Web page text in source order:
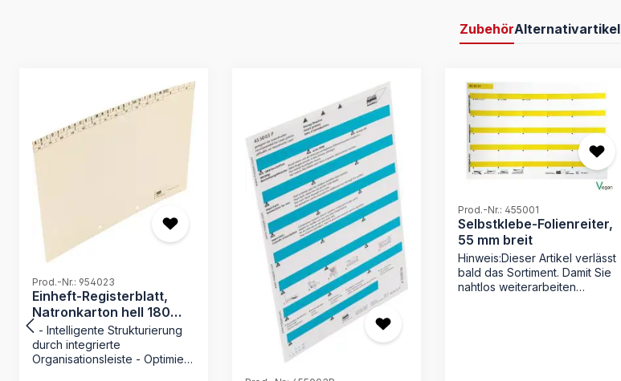
ZubehörAlternativartikel
Prod.-Nr.: 954023
Einheft-Registerblatt,
Natronkarton hell 180
g/qm, gelocht
- Intelligente Strukturierung
durch integrierte
Organisationsleiste - Optimiert
Prod.-Nr.: 455001
Selbstklebe-Folienreiter,
55 mm breit
Hinweis:Dieser Artikel verlässt
bald das Sortiment. Damit Sie
nahtlos weiterarbeiten